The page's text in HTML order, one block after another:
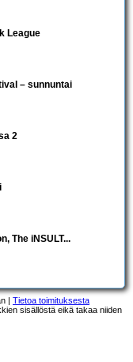
League
– sunnuntai
2
The iNSULT...
| Tietoa toimituksesta
sisällöstä eikä takaa niiden